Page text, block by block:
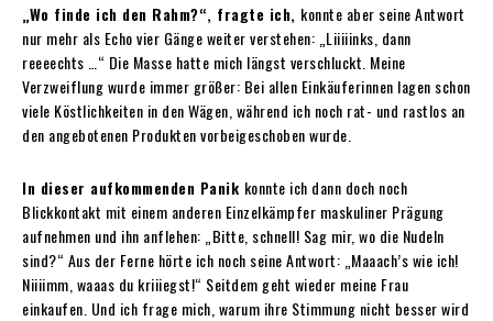
„Wo finde ich den Rahm?“, fragte ich, konnte aber seine Antwort
nur mehr als Echo vier Gänge weiter verstehen: „Liiiiinks, dann
reeeechts …“ Die Masse hatte mich längst verschluckt. Meine
Verzweiflung wurde immer größer: Bei allen Einkäuferinnen lagen schon
viele Köstlichkeiten in den Wägen, während ich noch rat- und rastlos an
den angebotenen Produkten vorbeigeschoben wurde.
In dieser aufkommenden Panik konnte ich dann doch noch
Blickkontakt mit einem anderen Einzelkämpfer maskuliner Prägung
aufnehmen und ihn anflehen: „Bitte, schnell! Sag mir, wo die Nudeln
sind?“ Aus der Ferne hörte ich noch seine Antwort: „Maaach’s wie ich!
Niiiimm, waaas du kriiiegst!“ Seitdem geht wieder meine Frau
einkaufen. Und ich frage mich, warum ihre Stimmung nicht besser wird